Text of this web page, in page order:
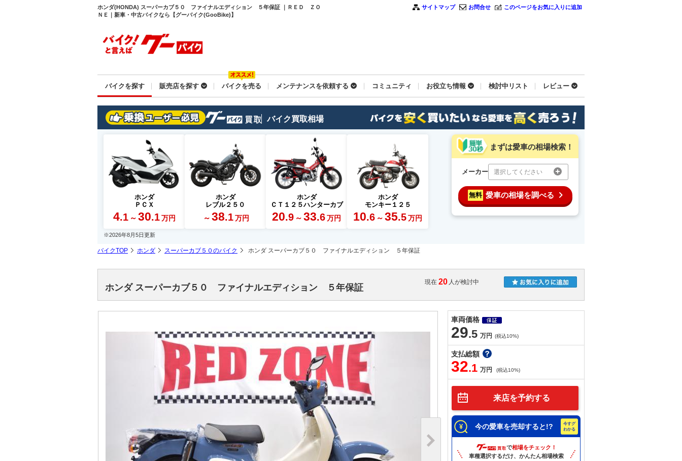
ホンダ(HONDA) スーパーカブ５０ ファイナルエディション ５年保証 ｜ＲＥＤ ＺＯ
ＮＥ｜新車・中古バイクなら【グーバイク(GooBike)】
サイトマップ お問合せ このページをお気に入りに追加
バイクを探す 販売店を探す バイクを売る メンテナンスを依頼する コミュニティ お役立ち情報 検討中リスト レビュー
バイク買取相場
ホンダ
ＰＣＸ
4.1 ～ 30.1 万円
ホンダ
レブル２５０
～ 38.1 万円
ホンダ
ＣＴ１２５ハンターカブ
20.9 ～ 33.6万円
ホンダ
モンキー１２５
10.6 ～ 35.5万円
まずは愛車の相場検索！
メーカー 選択してください
無料 愛車の相場を調べる
※2026年8月5日更新
バイクTOP ホンダ スーパーカブ５０のバイク ホンダ スーパーカブ５０ ファイナルエディション ５年保証
現在 20 人が検討中
ホンダ スーパーカブ５０ ファイナルエディション ５年保証
車両価格
29.5 万円 (税込10%)
支払総額
32.1 万円 (税込10%)
来店を予約する
今の愛車を売却すると!?
で相場をチェック！
車種選択するだけ、かんたん相場検索